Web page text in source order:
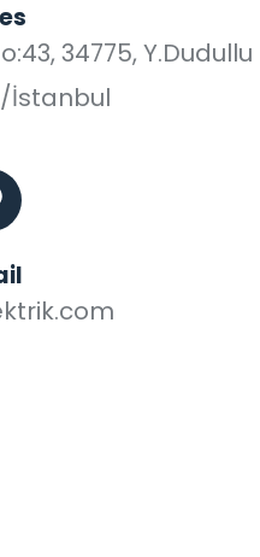
34775, Y.Dudullu
İstanbul